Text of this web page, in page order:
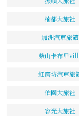
楠都大旅社
加洲汽車旅館
柴山卡布里
紅磨坊汽車旅
伯園大旅社
容光大旅社